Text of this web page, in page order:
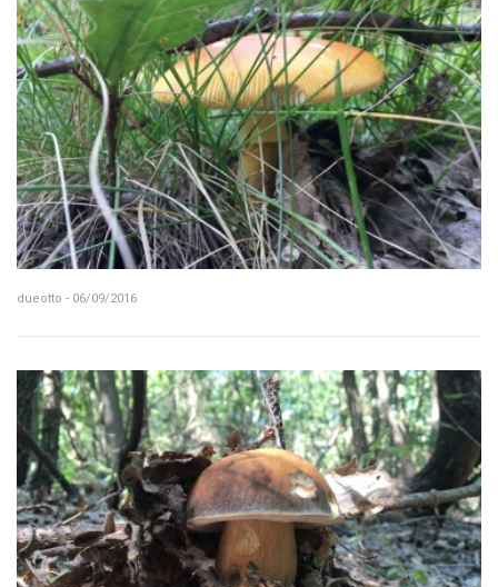
dueotto - 06/09/2016